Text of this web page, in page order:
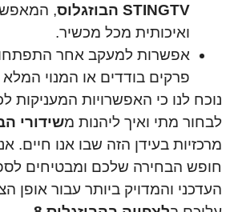
STINGTV הבוזגלוס
,
ואיכותית מכל מכשיר.
אפשרות למעקב אחר
פרקים בודדים או המנוי המלא
נוכח לנו כי האפשרויות המעניקות
לבחור מתי ואיך ליהנות משידורי
מרכזיות בעידן הזה שבו אנו חיים.
חופש הבחירה שלכם ומבטיחים
העדכני והמדויק ביותר עבור אופן